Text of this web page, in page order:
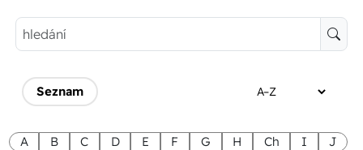
Seznam
A B C D E F G H Ch I J